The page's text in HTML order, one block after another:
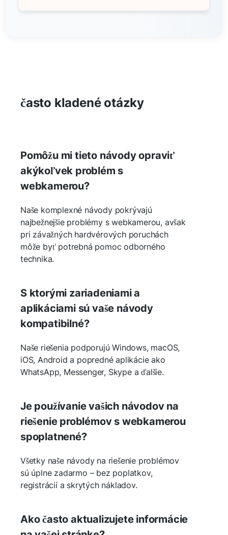
často kladené otázky
Pomôžu mi tieto návody opraviť
akýkoľvek problém s
webkamerou?
Naše komplexné návody pokrývajú
najbežnejšie problémy s webkamerou, avšak
pri závažných hardvérových poruchách
môže byť potrebná pomoc odborného
technika.
S ktorými zariadeniami a
aplikáciami sú vaše návody
kompatibilné?
Naše riešenia podporujú Windows, macOS,
iOS, Android a popredné aplikácie ako
WhatsApp, Messenger, Skype a ďalšie.
Je používanie vašich návodov na
riešenie problémov s webkamerou
spoplatnené?
Všetky naše návody na riešenie problémov
sú úplne zadarmo – bez poplatkov,
registrácií a skrytých nákladov.
Ako často aktualizujete informácie